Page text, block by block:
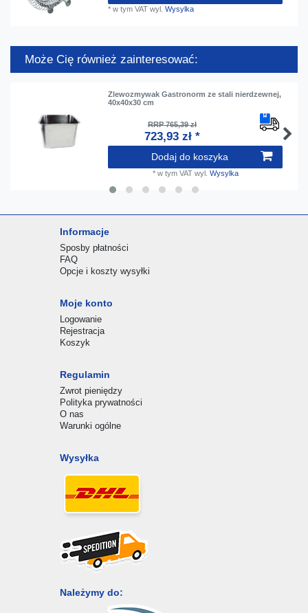
*w tym VAT wyl.Wysylka
Może Cię również zainteresować:
Zlewozmywak Gastronorm ze stali nierdzewnej,
40x40x30 cm
RRP 765,39 zł
723,93 zł *
Dodaj do koszyka
* w tym VATwyl. Wysylka
Informacje
Sposby płatności
FAQ
Opcje i koszty wysyłki
Moje konto
Logowanie
Rejestracja
Koszyk
Regulamin
Zwrot pieniędzy
Polityka prywatności
O nas
Warunki ogólne
Wysyłka
Należymy do: